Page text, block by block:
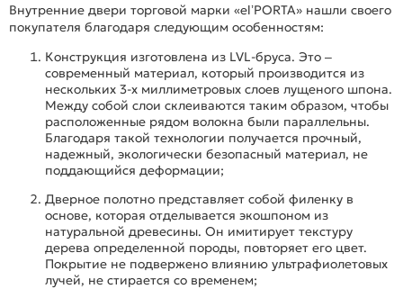
Внутренние двери торговой марки «el’PORTA» нашли своего
покупателя благодаря следующим особенностям:
Конструкция изготовлена из LVL-бруса. Это –
современный материал, который производится из
нескольких 3-х миллиметровых слоев лущеного шпона.
Между собой слои склеиваются таким образом, чтобы
расположенные рядом волокна были параллельны.
Благодаря такой технологии получается прочный,
надежный, экологически безопасный материал, не
поддающийся деформации;
Дверное полотно представляет собой филенку в
основе, которая отделывается экошпоном из
натуральной древесины. Он имитирует текстуру
дерева определенной породы, повторяет его цвет.
Покрытие не подвержено влиянию ультрафиолетовых
лучей, не стирается со временем;